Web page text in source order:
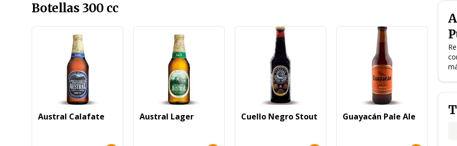
Botellas 300 cc
Austral Calafate Austral Lager Cuello Negro Stout Guayacán Pale Ale